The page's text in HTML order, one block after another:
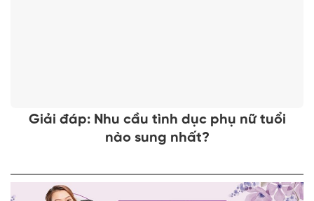
Giải đáp: Nhu cầu tình dục phụ nữ tuổi
nào sung nhất?